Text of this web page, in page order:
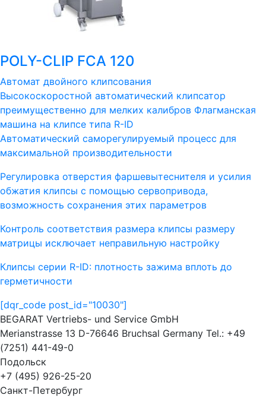
POLY-CLIP FCA 120
Автомат двойного клипсования
Высокоскоростной автоматический клипсатор
преимущественно для мелких калибров Флагманская
машина на клипсе типа R-ID
Автоматический саморегулируемый процесс для
максимальной производительности
Регулировка отверстия фаршевытеснителя и усилия
обжатия клипсы с помощью сервопривода,
возможность сохранения этих параметров
Контроль соответствия размера клипсы размеру
матрицы исключает неправильную настройку
Клипсы серии R-ID: плотность зажима вплоть до
герметичности
[dqr_code post_id="10030"]
BEGARAT Vertriebs- und Service GmbH
Merianstrasse 13 D-76646 Bruchsal Germany Tel.: +49
(7251) 441-49-0
Подольск
+7 (495) 926-25-20
Санкт-Петербург